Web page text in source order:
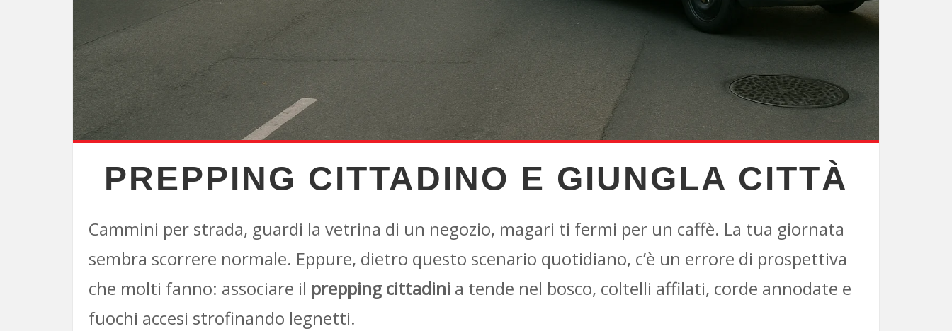
PREPPING CITTADINO E GIUNGLA CITTÀ
Cammini per strada, guardi la vetrina di un negozio, magari ti fermi per un caffè. La tua giornata
sembra scorrere normale. Eppure, dietro questo scenario quotidiano, c’è un errore di prospettiva
che molti fanno: associare il prepping cittadini a tende nel bosco, coltelli affilati, corde annodate e
fuochi accesi strofinando legnetti.